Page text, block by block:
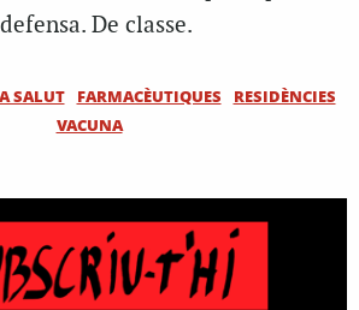
De classe.
SALUT FARMACÈUTIQUES
RESIDÈNCIES
VACUNA